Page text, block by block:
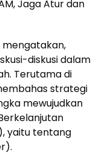
Jaga Atur dan
mengatakan,
diskusi dalam
Terutama di
strategi
mewujudkan
yaitu tentang